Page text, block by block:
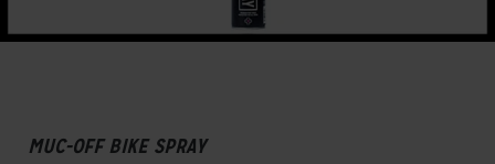
MUC-OFF BIKE SPRAY